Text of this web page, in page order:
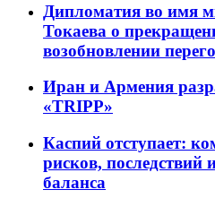
Дипломатия во имя
Токаева о
возобновлении
Иран и Армения
«TRIPP»
Каспий отступает:
рисков, последствий
баланса